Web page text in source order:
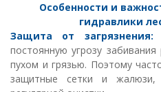
Особенности и
гидравлики
Защита от загрязнения:
постоянную угрозу
пухом и грязью. Поэтому
защитные сетки и